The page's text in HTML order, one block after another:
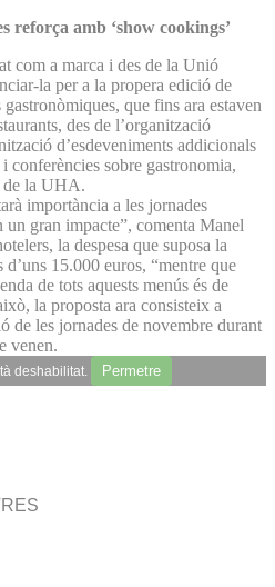
amb ‘show cookings’
com a marca i des de la Unió
la per a la propera edició de
que fins ara estaven
des de l’organització
d’esdeveniments addicionals
conferències sobre gastronomia,
de la UHA.
importància a les jornades
un gran impacte”, comenta Manel
la despesa que suposa la
15.000 euros, “mentre que
de tots aquests menús és de
la proposta ara consisteix a
de les jornades de novembre durant
venen.
deshabilitat. Permetre